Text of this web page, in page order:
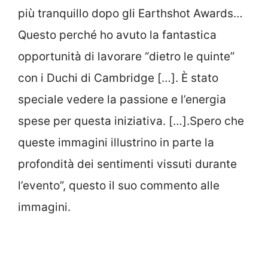
più tranquillo dopo gli Earthshot Awards…
Questo perché ho avuto la fantastica
opportunità di lavorare “dietro le quinte”
con i Duchi di Cambridge […]. È stato
speciale vedere la passione e l’energia
spese per questa iniziativa. […].Spero che
queste immagini illustrino in parte la
profondità dei sentimenti vissuti durante
l’evento”, questo il suo commento alle
immagini.